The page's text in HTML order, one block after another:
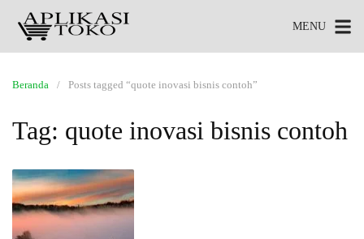
MENU
Beranda Posts tagged “quote inovasi bisnis contoh”
Tag: quote inovasi bisnis contoh